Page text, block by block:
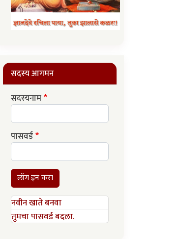
सदस्य आगमन
सदस्यनाम
पासवर्ड
लॉग इन करा
नवीन खाते बनवा
तुमचा पासवर्ड बदला.